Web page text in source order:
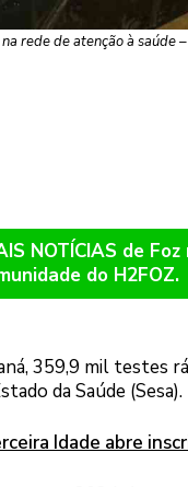
rede de atenção à saúde
NOTÍCIAS de
do H2FOZ.
359,9 mil testes
da Saúde (Sesa).
Idade abre